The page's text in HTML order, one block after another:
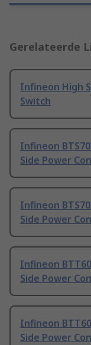
Gerelateerde
Infineon High
Switch
Infineon
Side Power
Infineon
Side Power
Infineon
Side Power
Infineon
Side Power